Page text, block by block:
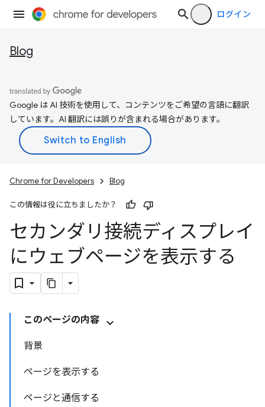
ログイン
Blog
Google は AI 技術を使用して、コンテンツをご希望の言語に翻訳
しています。AI 翻訳には誤りが含まれる場合があります。
Chrome for Developers Blog
この情報は役に立ちましたか？
セカンダリ接続ディスプレイ
にウェブページを表示する
このページの内容
背景
ページを表示する
ページと通信する